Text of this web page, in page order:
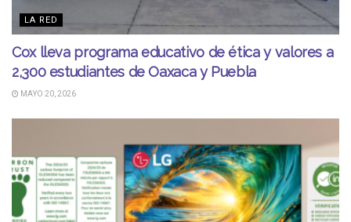
LA RED
Cox lleva programa educativo de ética y valores a
2,300 estudiantes de Oaxaca y Puebla
MAYO 20, 2026